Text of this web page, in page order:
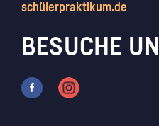
schülerpraktikum.de
BESUCHE